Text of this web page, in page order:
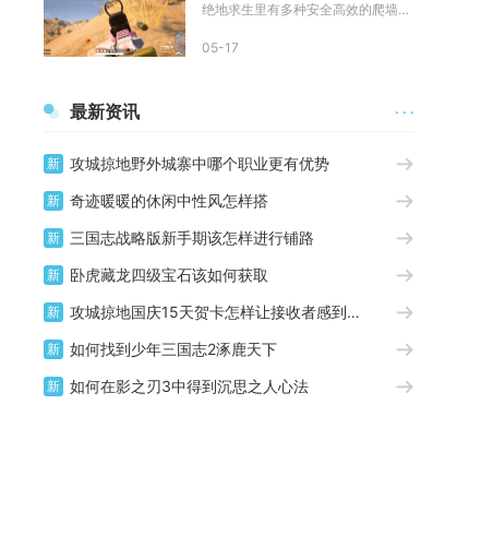
绝地求生里有多种安全高效的爬墙下来技巧，熟练掌握能让玩家在房...
05-17
最新资讯 · · ·
新 攻城掠地野外城寨中哪个职业更有优势
新 奇迹暖暖的休闲中性风怎样搭
新 三国志战略版新手期该怎样进行铺路
新 卧虎藏龙四级宝石该如何获取
新 攻城掠地国庆15天贺卡怎样让接收者感到惊喜
新 如何找到少年三国志2涿鹿天下
新 如何在影之刃3中得到沉思之人心法